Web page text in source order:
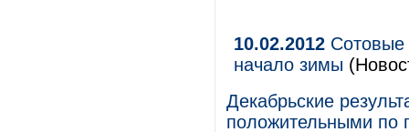
10.02.2012 Сотовые
начало зимы
Декабрьские
положительными по